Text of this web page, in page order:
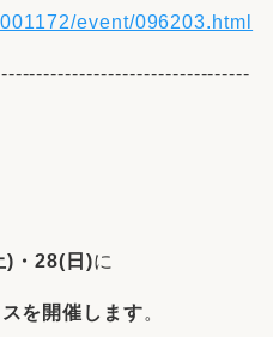
event/096203.html
)・28(日)に
を開催します。